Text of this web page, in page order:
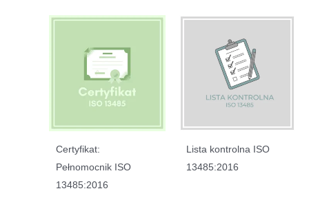
Certyfikat:
Pełnomocnik ISO
13485:2016
Lista kontrolna ISO
13485:2016